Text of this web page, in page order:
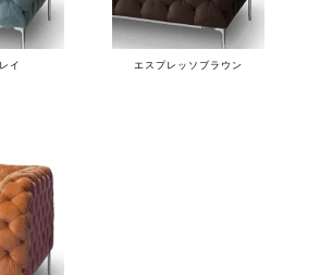
イ エスプレッソブラウン